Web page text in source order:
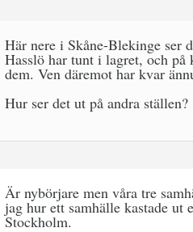
Här nere i Skåne-Blekinge ser
Hasslö har tunt i lagret, och på
dem. Ven däremot har kvar
Hur ser det ut på andra ställen?
Är nybörjare men våra tre
jag hur ett samhälle kastade ut
Stockholm.